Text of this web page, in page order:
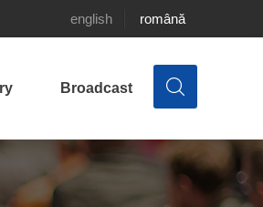
english română
Broadcast